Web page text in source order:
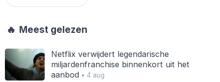
🔥 Meest gelezen
Netflix verwijdert legendarische
miljardenfranchise binnenkort uit het
aanbod • 4 aug